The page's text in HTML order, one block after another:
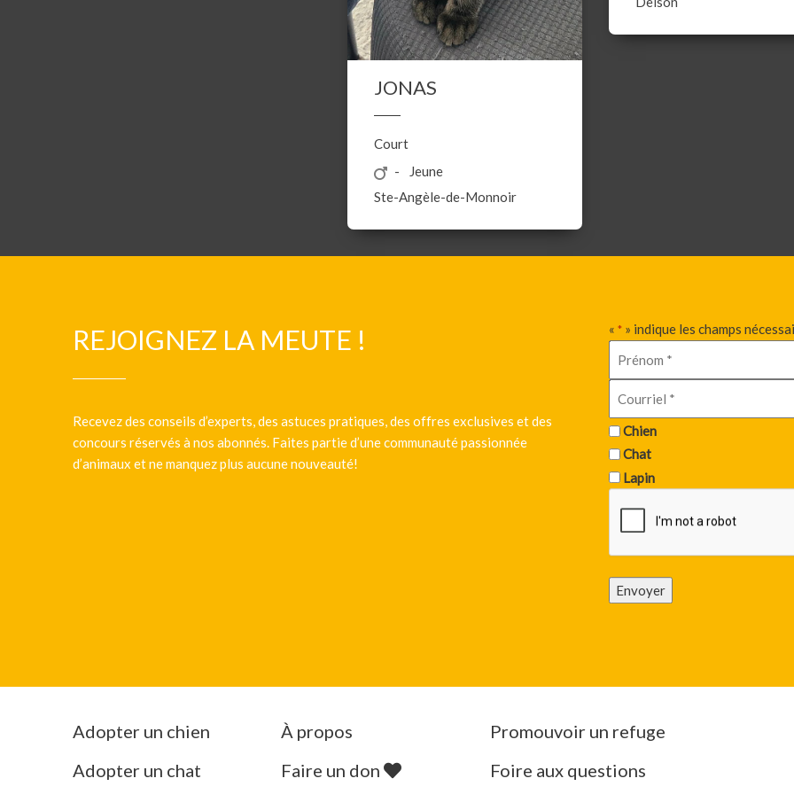
JONAS
Court
Jeune
Ste-Angèle-de-Monnoir
REJOIGNEZ LA MEUTE !
Recevez des conseils d’experts, des astuces pratiques, des offres exclusives et des
concours réservés à nos abonnés. Faites partie d’une communauté passionnée
d’animaux et ne manquez plus aucune nouveauté!
« * » indique les champs
Chien
Chat
Lapin
Envoyer
Adopter un chien
Adopter un chat
À propos
Faire un don
Promouvoir un refuge
Foire aux questions